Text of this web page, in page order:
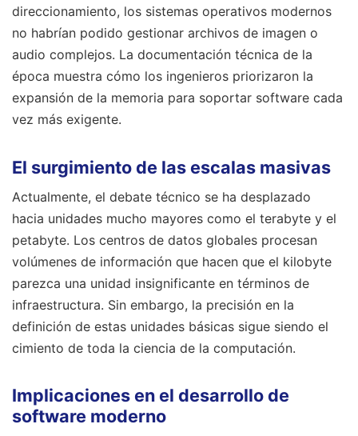
direccionamiento, los sistemas operativos modernos
no habrían podido gestionar archivos de imagen o
audio complejos. La documentación técnica de la
época muestra cómo los ingenieros priorizaron la
expansión de la memoria para soportar software cada
vez más exigente.
El surgimiento de las escalas masivas
Actualmente, el debate técnico se ha desplazado
hacia unidades mucho mayores como el terabyte y el
petabyte. Los centros de datos globales procesan
volúmenes de información que hacen que el kilobyte
parezca una unidad insignificante en términos de
infraestructura. Sin embargo, la precisión en la
definición de estas unidades básicas sigue siendo el
cimiento de toda la ciencia de la computación.
Implicaciones en el desarrollo de
software moderno